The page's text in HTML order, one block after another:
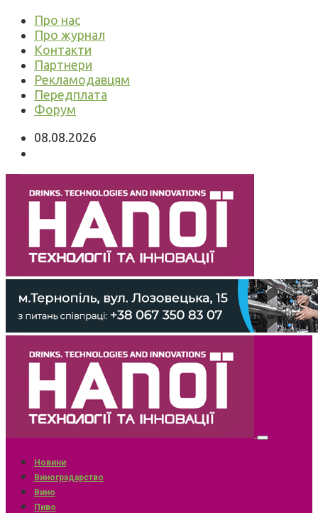
Про нас
Про журнал
Контакти
Партнери
Рекламодавцям
Передплата
Форум
08.08.2026
Новини
Виноградарство
Вино
Пиво